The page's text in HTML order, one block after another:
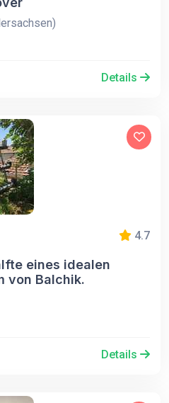
Details
4.7
eines idealen
von Balchik.
Details